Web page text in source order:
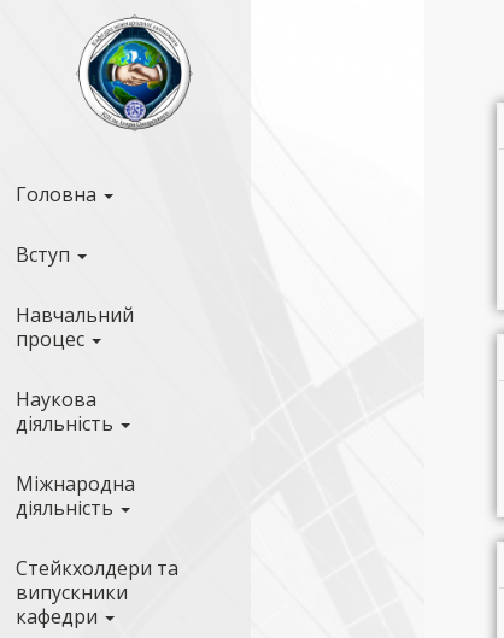
Головна
Вступ
Навчальний
процес
Наукова
діяльність
Міжнародна
діяльність
Стейкхолдери та
випускники
кафедри